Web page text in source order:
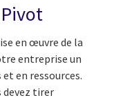
en œuvre de la
entreprise un
en ressources.
devez tirer